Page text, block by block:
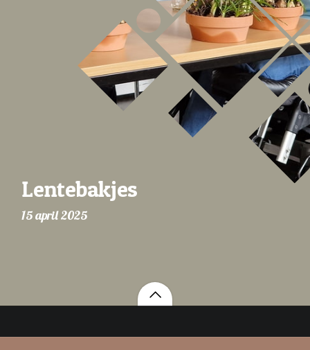
Lentebakjes
15 april 2025